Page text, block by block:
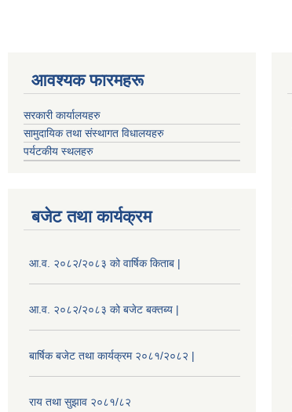
आवश्यक फारमहरू
सरकारी कार्यालयहरु
सामुदायिक तथा संस्थागत विधालयहरु
पर्यटकीय स्थलहरु
बजेट तथा कार्यक्रम
आ.व. २०८२/२०८३ को वार्षिक किताब |
आ.व. २०८२/२०८३ को बजेट बक्तब्य |
बार्षिक बजेट तथा कार्यक्रम २०८१/२०८२ |
राय तथा सुझाव २०८१/८२